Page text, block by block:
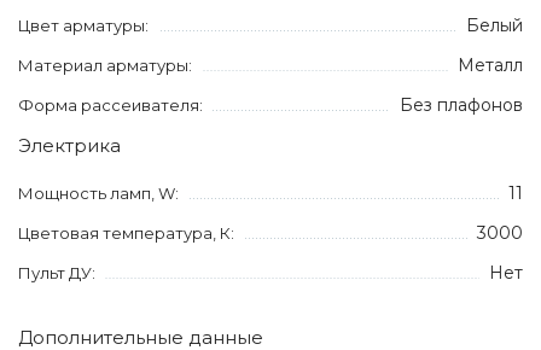
Цвет арматуры: Белый
Материал арматуры: Металл
Форма рассеивателя: Без плафонов
Электрика
Мощность ламп, W: 11
Цветовая температура, К: 3000
Пульт ДУ: Нет
Дополнительные данные